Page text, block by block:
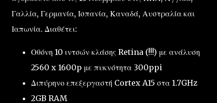
Γαλλία, Γερμανία, Ισπανία, Καναδά, Αυστραλία και
Ιαπωνία. Διαθέτει:
Οθόνη 10 ιντσών κλάσης Retina (!!!) με ανάλυση
2560 x 1600p με πυκνότητα 300ppi
Διπύρηνο επεξεργαστή Cortex A15 στα 1.7GHz
2GB RAM